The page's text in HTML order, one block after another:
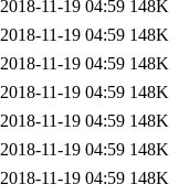
2018-11-19 04:59 148K
2018-11-19 04:59 148K
2018-11-19 04:59 148K
2018-11-19 04:59 148K
2018-11-19 04:59 148K
2018-11-19 04:59 148K
2018-11-19 04:59 148K